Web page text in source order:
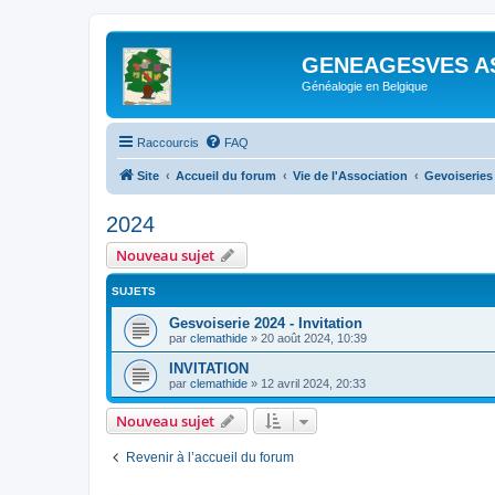
GENEAGESVES
Généalogie en Belgique
Raccourcis FAQ
Site Accueil du forum Vie de l'Association Gevoiseries
2024
Nouveau sujet
SUJETS
Gesvoiserie 2024 - Invitation
par clemathide » 20 août 2024, 10:39
INVITATION
par clemathide » 12 avril 2024, 20:33
Nouveau sujet
Revenir à l’accueil du forum